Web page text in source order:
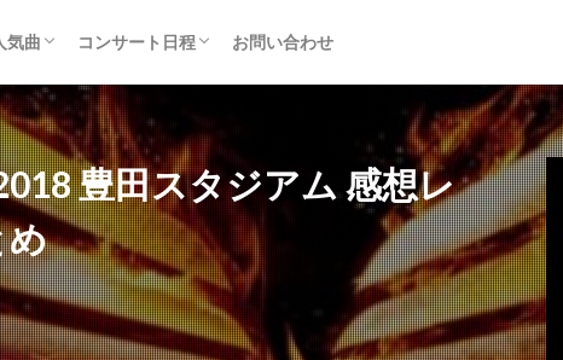
(旧ジャニーズ)
気曲
アルバム
コンサート日程
セトリ・まとめ
ライブレポ
カード枠
お問い合わせ
豊田スタジアム 感想レ
め